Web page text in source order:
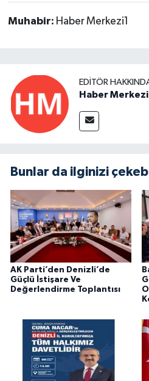
Muhabir: Haber Merkezi1
EDITÖR
Haber
Bunlar da ilginizi
AK Parti’den Denizli’de
Güçlü İstişare Ve
Değerlendirme Toplantısı